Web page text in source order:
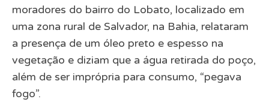
moradores do bairro do Lobato, localizado em
uma zona rural de Salvador, na Bahia, relataram
a presença de um óleo preto e espesso na
vegetação e diziam que a água retirada do poço,
além de ser imprópria para consumo, “pegava
fogo”.